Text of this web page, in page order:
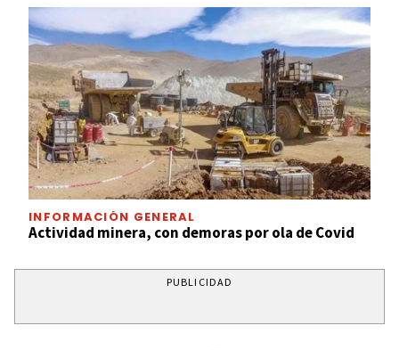
INFORMACIÓN GENERAL
Actividad minera, con demoras por ola de Covid
PUBLICIDAD